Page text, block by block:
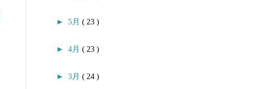
► 5月 ( 23 )
► 4月 ( 23 )
► 3月 ( 24 )